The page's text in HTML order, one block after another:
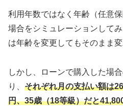
利用年数ではなく年齢（任意
場合をシミュレーションして
は年齢を変更してもそのまま変
しかし、ローンで購入した場
り、 それぞれ月の支払い額は
円、35歳（18等級）だと